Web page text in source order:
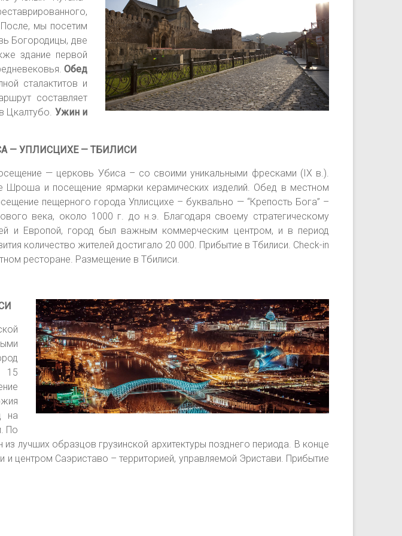
мы посетим
Богородицы, две
здание первой
Обед
сталактитов и
составляет
Цкалтубо. Ужин и
— УПЛИСЦИХЕ — ТБИЛИСИ
— церковь Убиса – со своими уникальными фресками (IX в.).
Шроша и посещение ярмарки керамических изделий. Обед в местном
пещерного города Уплисцихе – буквально — “Крепость Бога” –
века, около 1000 г. до н.э. Благодаря своему стратегическому
и Европой, город был важным коммерческим центром, и в период
количество жителей достигало 20 000. Прибытие в Тбилиси. Check-in
ресторане. Размещение в Тбилиси.
15
на
По
лучших образцов грузинской архитектуры позднего периода. В конце
центром Саэриставо – территорией, управляемой Эристави. Прибытие